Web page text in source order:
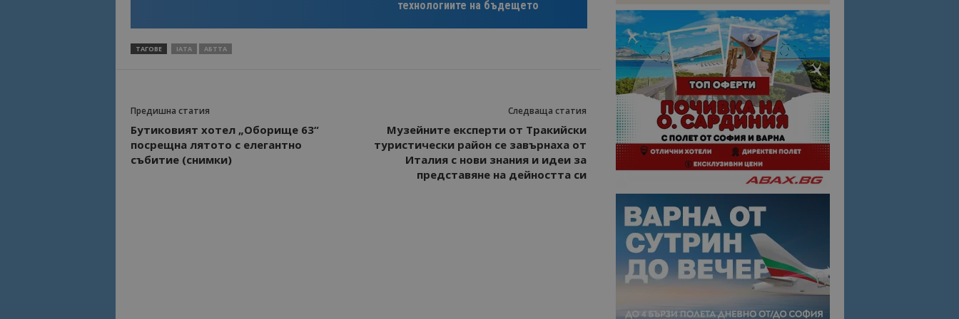
технологиите на бъдещето
ТАГОВЕ IATA АБТТА
Предишна статия
Бутиковият хотел „Оборище 63“
посрещна лятото с елегантно
събитие (снимки)
Следваща статия
Музейните експерти от Тракийски
туристически район се завърнаха от
Италия с нови знания и идеи за
представяне на дейността си